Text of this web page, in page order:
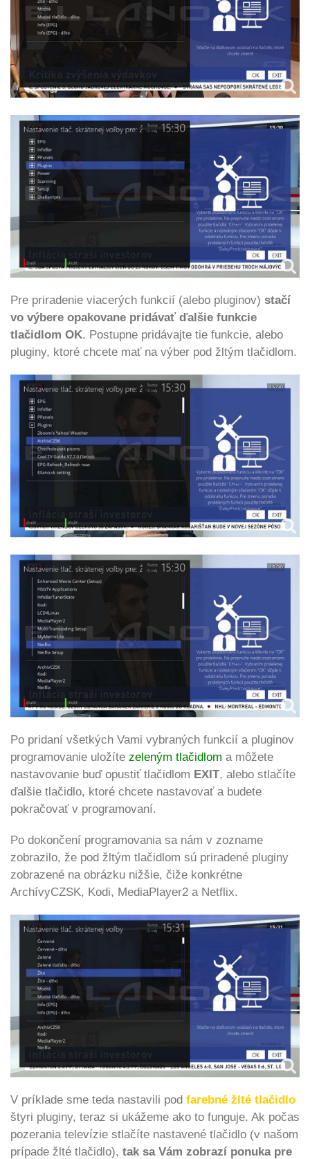
Pre priradenie viacerých funkcií (alebo pluginov) stačí
vo výbere opakovane pridávať ďalšie funkcie
tlačidlom OK. Postupne pridávajte tie funkcie, alebo
pluginy, ktoré chcete mať na výber pod žltým tlačidlom.
Po pridaní všetkých Vami vybraných funkcií a pluginov
programovanie uložíte zeleným tlačidlom a môžete
nastavovanie buď opustiť tlačidlom EXIT, alebo stlačíte
ďalšie tlačidlo, ktoré chcete nastavovať a budete
pokračovať v programovaní.
Po dokončení programovania sa nám v zozname
zobrazilo, že pod žltým tlačidlom sú priradené pluginy
zobrazené na obrázku nižšie, čiže konkrétne
ArchívyCZSK, Kodi, MediaPlayer2 a Netflix.
V príklade sme teda nastavili pod farebné žlté tlačidlo
štyri pluginy, teraz si ukážeme ako to funguje. Ak počas
pozerania televízie stlačíte nastavené tlačidlo (v našom
prípade žlté tlačidlo), tak sa Vám zobrazí ponuka pre